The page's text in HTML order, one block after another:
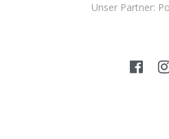
Unser Partner: